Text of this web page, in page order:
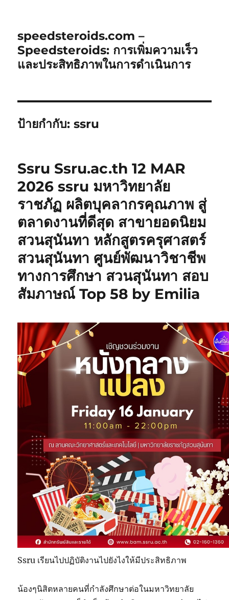
speedsteroids.com –
Speedsteroids: การเพิ่มความเร็ว
และประสิทธิภาพในการดำเนินการ
ป้ายกำกับ:ssru
Ssru Ssru.ac.th 12 MAR
2026 ssru มหาวิทยาลัย
ราชภัฏ ผลิตบุคลากรคุณภาพ สู่
ตลาดงานที่ดีสุด สาขายอดนิยม
สวนสุนันทา หลักสูตรครุศาสตร์
สวนสุนันทา ศูนย์พัฒนาวิชาชีพ
ทางการศึกษา สวนสุนันทา สอบ
สัมภาษณ์ Top 58 by Emilia
Ssru เรียนไปปฏิบัติงานไปยังไงให้มีประสิทธิภาพ
น้องๆนิสิตหลายคนที่กำลังศึกษาต่อในมหาวิทยาลัย